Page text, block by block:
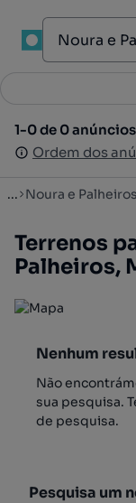
1-0 de 0 anúncios
Ordem dos
1-0 de 0 anúncios
Ordem dos
... Noura e Palheiros
Terrenos
Palheiros,
Nenhum
Não
sua pesquisa.
de pesquisa.
Pesquisa um